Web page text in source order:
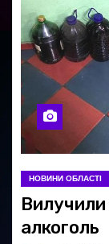
НОВИНИ ОБЛАСТІ
алкоголь